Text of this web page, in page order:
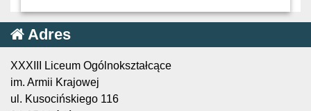
Adres
XXXIII Liceum Ogólnokształcące
im. Armii Krajowej
ul. Kusocińskiego 116